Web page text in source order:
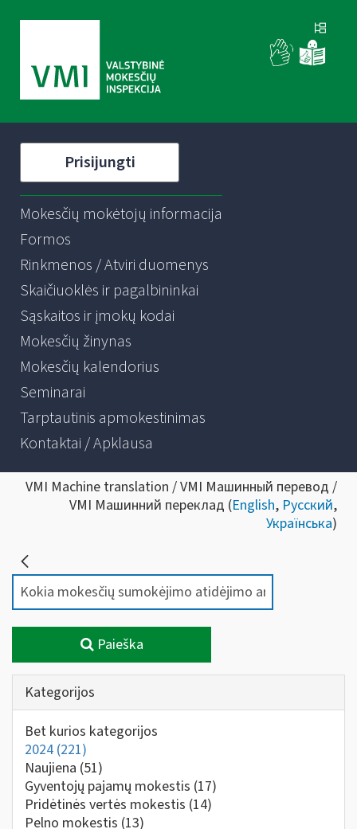
Prisijungti
Mokesčių mokėtojų informacija
Formos
Rinkmenos / Atviri duomenys
Skaičiuoklės ir pagalbininkai
Sąskaitos ir įmokų kodai
Mokesčių žinynas
Mokesčių kalendorius
Seminarai
Tarptautinis apmokestinimas
Kontaktai / Apklausa
VMI Machine translation / VMI Машинный перевод /
VMI Машинний переклад (English, Русский,
Українська)
Paieška
Kategorijos
Bet kurios kategorijos
2024 (221)
Naujiena (51)
Gyventojų pajamų mokestis (17)
Pridėtinės vertės mokestis (14)
Pelno mokestis (13)